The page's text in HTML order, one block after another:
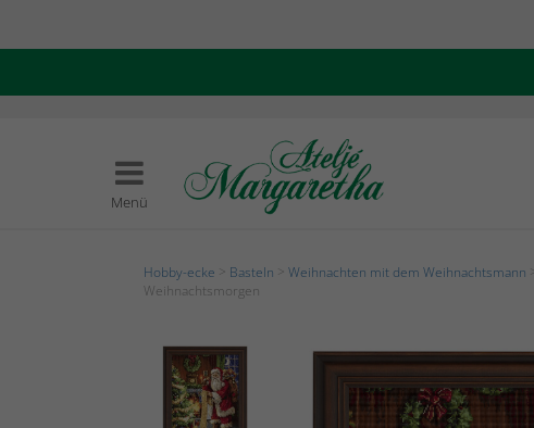
Menü
Hobby-ecke Basteln Weihnachten mit dem Weihnachtsmann
Weihnachtsmorgen